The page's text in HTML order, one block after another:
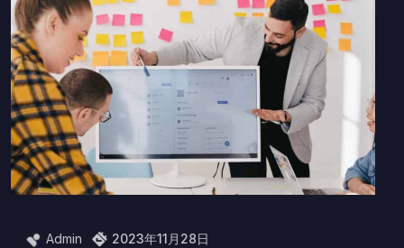
Admin
2023年11月28日